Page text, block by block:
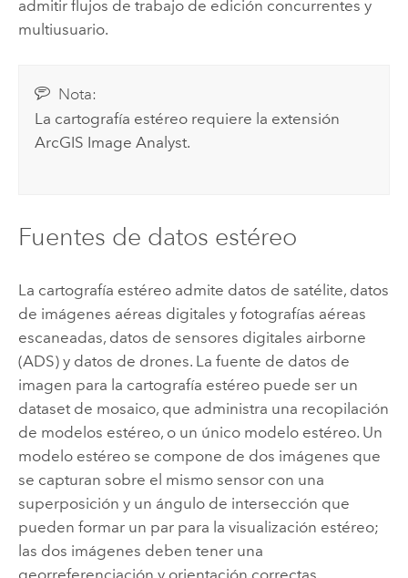
admitir flujos de trabajo de edición concurrentes y
multiusuario.
Nota:
La cartografía estéreo requiere la extensión
ArcGIS Image Analyst.
Fuentes de datos estéreo
La cartografía estéreo admite datos de satélite, datos
de imágenes aéreas digitales y fotografías aéreas
escaneadas, datos de sensores digitales airborne
(ADS) y datos de drones. La fuente de datos de
imagen para la cartografía estéreo puede ser un
dataset de mosaico, que administra una recopilación
de modelos estéreo, o un único modelo estéreo. Un
modelo estéreo se compone de dos imágenes que
se capturan sobre el mismo sensor con una
superposición y un ángulo de intersección que
pueden formar un par para la visualización estéreo;
las dos imágenes deben tener una